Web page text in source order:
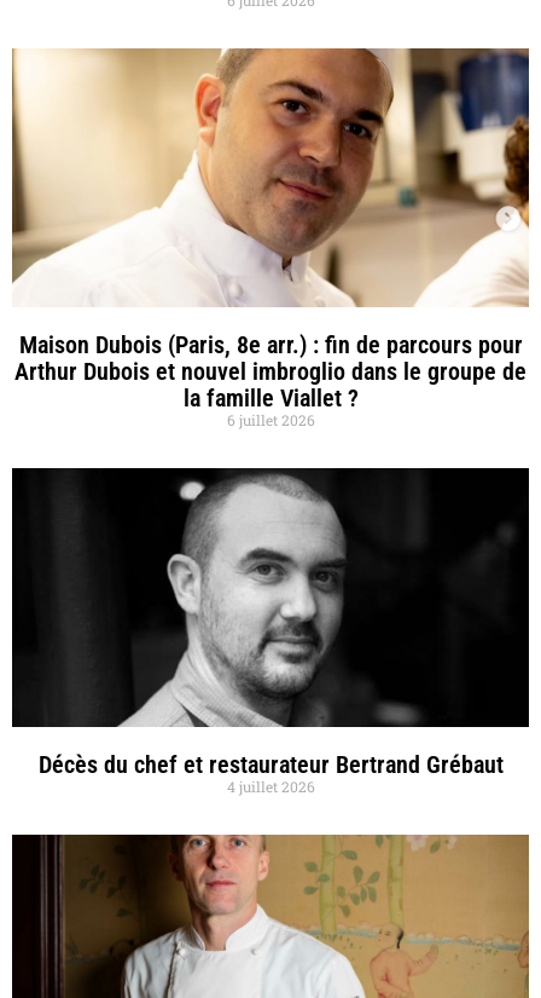
Maison Dubois (Paris, 8e arr.) : fin de parcours pour
Arthur Dubois et nouvel imbroglio dans le groupe de
la famille Viallet ?
6 juillet 2026
Décès du chef et restaurateur Bertrand Grébaut
4 juillet 2026